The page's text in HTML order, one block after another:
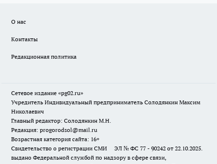
О нас
Контакты
Редакционная политика
Сетевое издание «pg02.ru»
Учредитель Индивидуальный предприниматель Солодянкин Максим
Николаевич
Главный редактор: Солодянкин М.Н.
Редакция: progorodsol@mail.ru
Возрастная категория сайта: 16+
Свидетельство о регистрации СМИ ЭЛ № ФС 77 - 90242 от 22.10.2025.
выдано Федеральной службой по надзору в сфере связи,